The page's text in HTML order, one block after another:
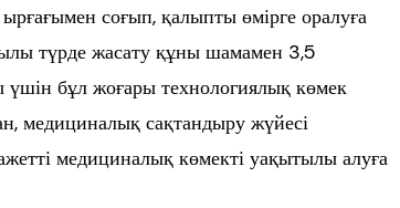
соғып, қалыпты өмірге оралуға
түрде жасату құны шамамен 3,5
бұл жоғары технологиялық көмек
медициналық сақтандыру жүйесі
медициналық көмекті уақытылы алуға